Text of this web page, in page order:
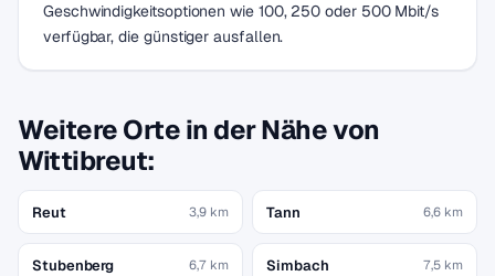
Geschwindigkeitsoptionen wie 100, 250 oder 500 Mbit/s
verfügbar, die günstiger ausfallen.
Weitere Orte in der Nähe von
Wittibreut:
Reut 3,9 km Tann 6,6 km
Stubenberg 6,7 km Simbach 7,5 km